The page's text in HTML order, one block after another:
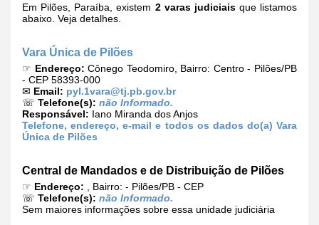
Em Pilões, Paraíba, existem 2 varas judiciaisque listamos
abaixo. Veja detalhes.
Vara Única de Pilões
☞ Endereço: Cônego Teodomiro, Bairro: Centro - Pilões/PB
- CEP 58393-000
✉ Email: pyl.1vara@tj.pb.gov.br
☏ Telefone(s): não Informado.
Responsável: Iano Miranda dos Anjos
Telefone, endereço, e-mail e todos os dados do(a) Vara
Única de Pilões
Central de Mandados e de Distribuição de Pilões
☞ Endereço: , Bairro: - Pilões/PB - CEP
☏ Telefone(s): não Informado.
Sem maiores informações sobre essa unidade judiciária